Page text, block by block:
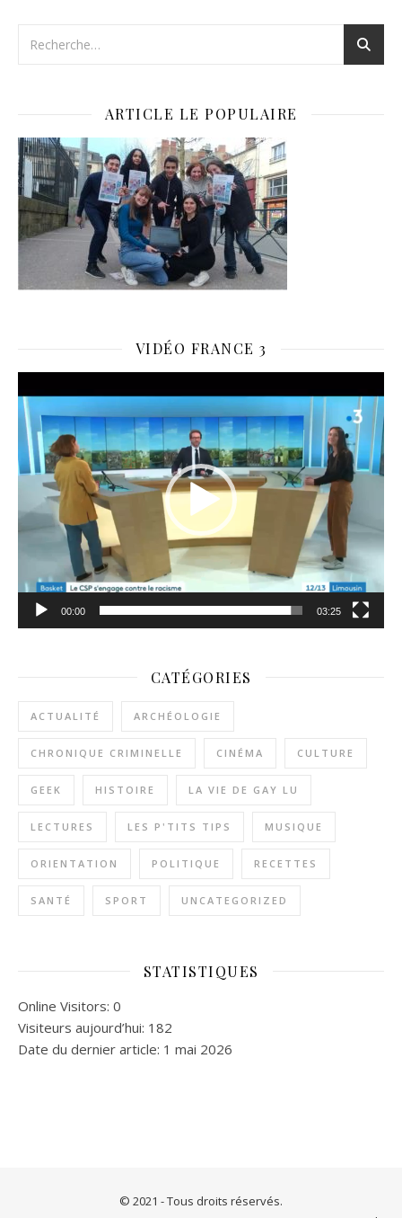
ARTICLE LE POPULAIRE
VIDÉO FRANCE 3
vidéo
00:00 03:25
CATÉGORIES
ACTUALITÉ ARCHÉOLOGIE
CHRONIQUE CRIMINELLE CINÉMA CULTURE
GEEK HISTOIRE LA VIE DE GAY LU
LECTURES LES P'TITS TIPS MUSIQUE
ORIENTATION POLITIQUE RECETTES
SANTÉ SPORT UNCATEGORIZED
STATISTIQUES
Online Visitors: 0
Visiteurs aujourd’hui: 182
Date du dernier article: 1 mai 2026
© 2021 - Tous droits réservés.